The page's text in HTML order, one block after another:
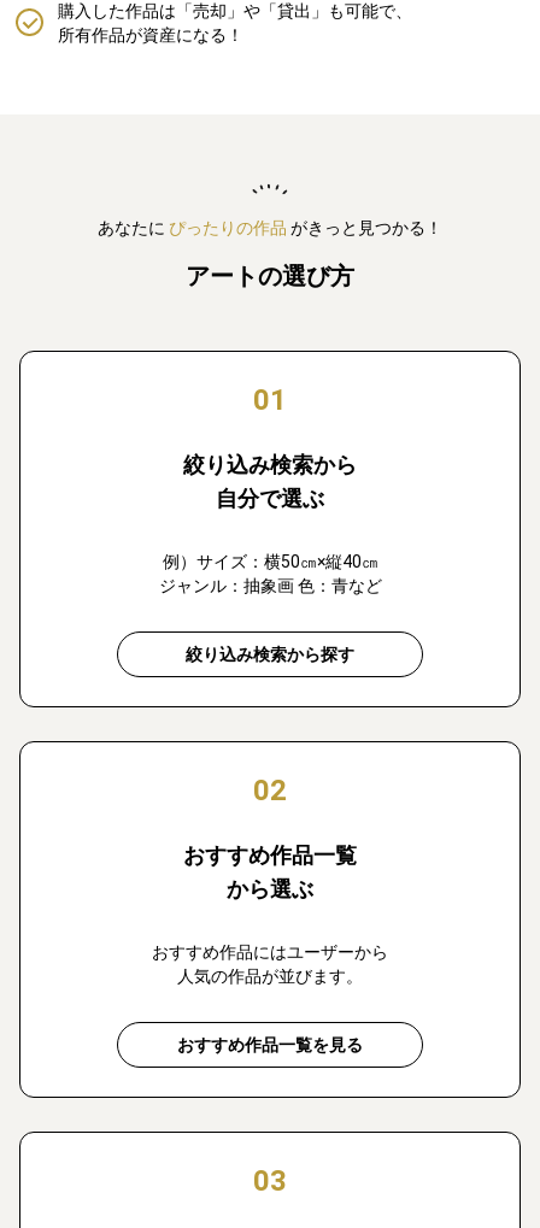
購入した作品は「売却」や「貸出」も可能で、
所有作品が資産になる！
あなたに ぴったりの作品 がきっと見つかる！
アートの選び方
01
絞り込み検索から
自分で選ぶ
例）サイズ：横50㎝×縦40㎝
ジャンル：抽象画 色：青など
絞り込み検索から探す
02
おすすめ作品一覧
から選ぶ
おすすめ作品にはユーザーから
人気の作品が並びます。
おすすめ作品一覧を見る
03